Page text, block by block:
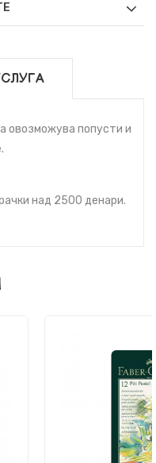
овозможува попусти и
над 2500 денари.